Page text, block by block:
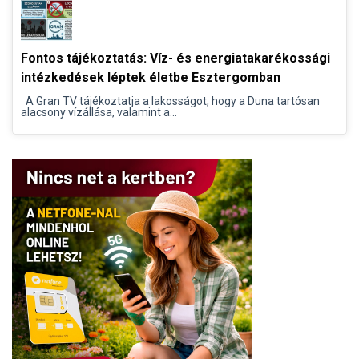
Fontos tájékoztatás: Víz- és energiatakarékossági
intézkedések léptek életbe Esztergomban
A Gran TV tájékoztatja a lakosságot, hogy a Duna tartósan
alacsony vízállása, valamint a...